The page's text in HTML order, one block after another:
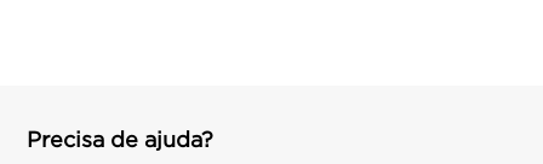
Precisa de ajuda?